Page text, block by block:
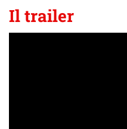
Il trailer